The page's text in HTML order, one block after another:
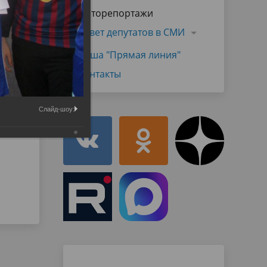
Муниципальная служба
Объявления
имущественного характера
Информационные материалы
Фоторепортажи
Совет депутатов в СМИ
Наша "Прямая линия"
Контакты
Слайд-шоу: